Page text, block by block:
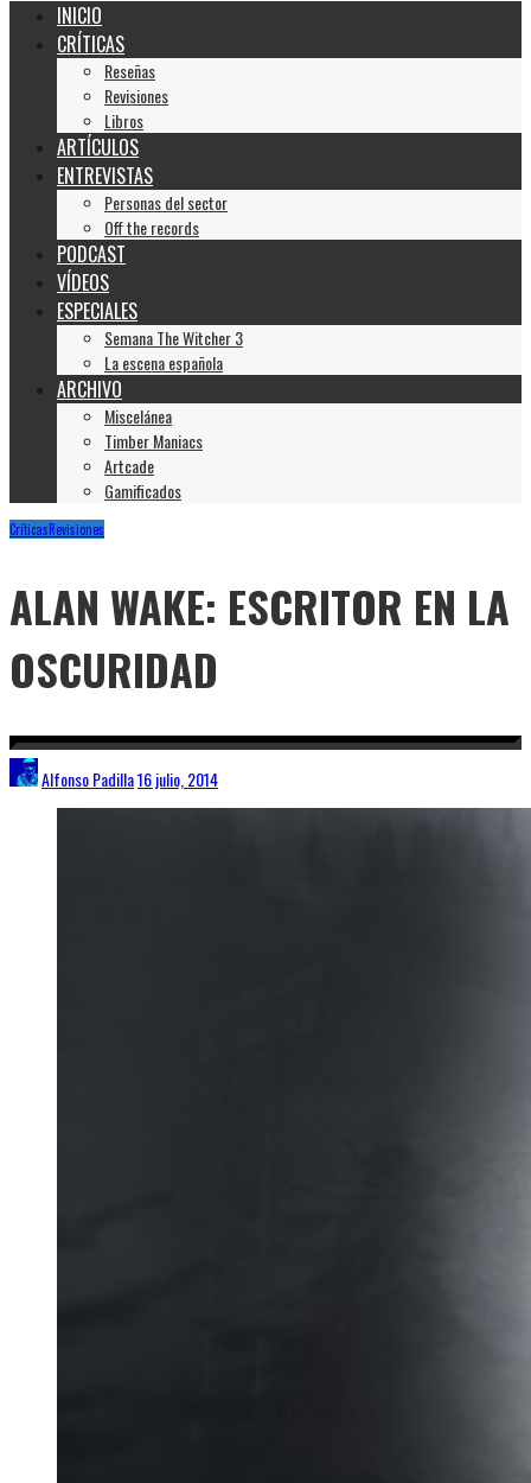
INICIO
CRÍTICAS
Reseñas
Revisiones
Libros
ARTÍCULOS
ENTREVISTAS
Personas del sector
Off the records
PODCAST
VÍDEOS
ESPECIALES
Semana The Witcher 3
La escena española
ARCHIVO
Miscelánea
Timber Maniacs
Artcade
Gamificados
CríticasRevisiones
ALAN WAKE: ESCRITOR EN LA
OSCURIDAD
Alfonso Padilla16 julio, 2014